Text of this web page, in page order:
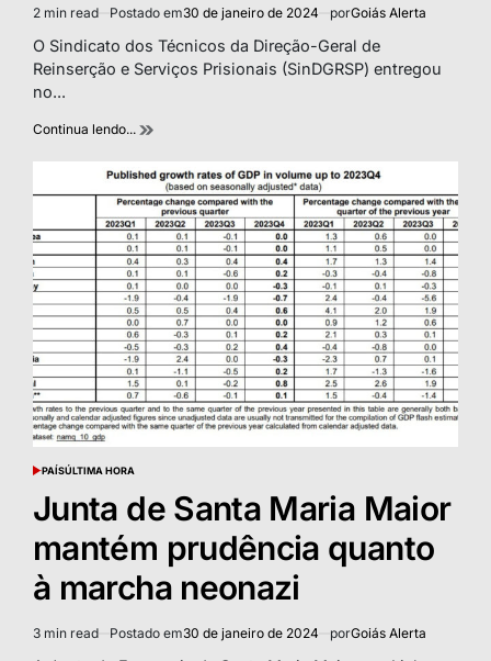
Estimated
read
time
2 min read Postado em30 de janeiro de 2024 porGoiás Alerta
O Sindicato dos Técnicos da Direção-Geral de
Reinserção e Serviços Prisionais (SinDGRSP) entregou
no...
Continua lendo...
POSTED
PAÍSÚLTIMA HORA
Junta de Santa Maria Maior
mantém prudência quanto
à marcha neonazi
Estimated
3 min read Postado em30 de janeiro de 2024 porGoiás Alerta